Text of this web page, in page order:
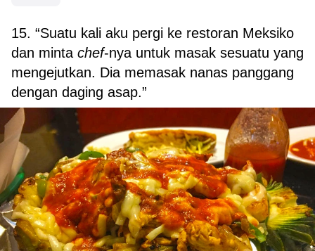
15. “Suatu kali aku pergi ke restoran Meksiko
dan minta chef-nya untuk masak sesuatu yang
mengejutkan. Dia memasak nanas panggang
dengan daging asap.”